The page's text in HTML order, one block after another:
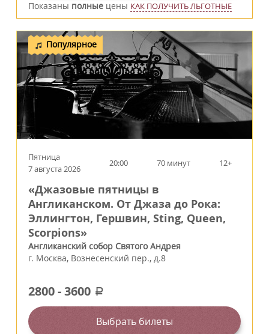
Показаны полные цены КАК ПОЛУЧИТЬ ЛЬГОТНЫЕ
Популярное
Пятница
7 августа 2026
20:00 70 минут 12+
«Джазовые пятницы в
Англиканском. От Джаза до Рока:
Эллингтон, Гершвин, Sting, Queen,
Scorpions»
Англиканский собор Святого Андрея
г. Москва, Вознесенский пер., д.8
2800-3600 a
Выбрать билеты